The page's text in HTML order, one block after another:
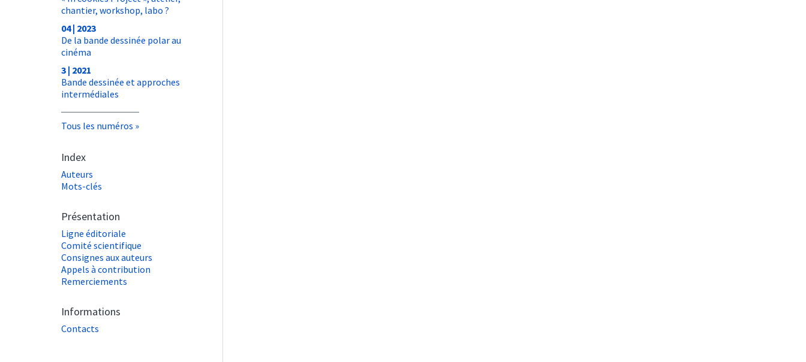
chantier, workshop, labo ?
04 | 2023
De la bande dessinée polar au
cinéma
3 | 2021
Bande dessinée et approches
intermédiales
Tous les numéros
Index
Auteurs
Mots-clés
Présentation
Ligne éditoriale
Comité scientifique
Consignes aux auteurs
Appels à contribution
Remerciements
Informations
Contacts